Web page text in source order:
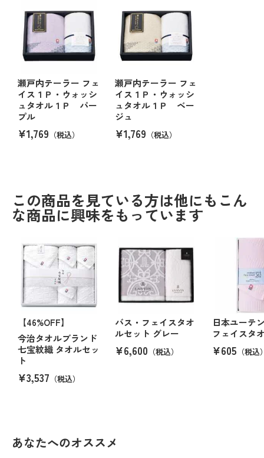
瀬戸内テーラー フェ
イス１Ｐ・ウォッシ
ュタオル１Ｐ パー
プル
¥1,769 （税込）
瀬戸内テーラー フェ
イス１Ｐ・ウォッシ
ュタオル１Ｐ ベー
ジュ
¥1,769 （税込）
この商品を見ている方は他にもこん
な商品に興味をもっています
【46%OFF】
今治タオルブランド
七宝紋織 タオルセッ
ト
¥3,537 （税込）
バス・フェイスタオ
ルセット グレー
¥6,600 （税込）
日本ユー
フェイスタ
¥605 （税込
あなたへのオススメ